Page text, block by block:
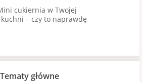
cukiernia w Twojej
– czy to naprawdę
Tematy główne